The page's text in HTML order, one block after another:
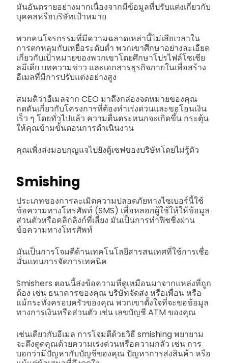
มันอันตรายอย่างมากเนื่องจากมีข้อมูลที่ปรับแต่งเกี่ยวกับ
บุคคลหรือบริษัทเป้าหมาย
พวกคนโจรกรรมที่มีความฉลาดเหล่านี้ไม่เสียเวลาใน
การตกหลุมกับเหยื่อระดับต่ำ พวกเขาศึกษาอย่างละเอียด
เกี่ยวกับเป้าหมายของพวกเขาโดยศึกษาโปรไฟล์โซเชีย
ลมีเดีย บทความข่าว และเอกสารธุรกิจภายในเพื่อสร้าง
อีเมลที่มีการปรับแต่งอย่างสูง
สมมติว่าอีเมลจาก CEO มาถึงกล่องจดหมายของคุณ
กดดันเกี่ยวกับโครงการที่ต้องทำเร่งด่วนและขอโอนเงิน
เร็ว ๆ โดยทั่วไปแล้ว ความตื่นตระหนกจะเกิดขึ้น กระตุ้น
ให้คุณข้ามขั้นตอนการดำเนินงาน
คุณเพิ่งส่งมอบกุญแจไปยังตู้เซฟของบริษัทโดยไม่รู้ตัว
Smishing
ประเภทของการละเมิดความปลอดภัยทางไซเบอร์นี้ใช้
ข้อความทางโทรศัพท์ (SMS) เพื่อหลอกผู้ใช้ให้ให้ข้อมูล
ส่วนตัวหรือคลิกลิงก์ที่เสี่ยง มันเป็นการทำฟิชชิ่งผ่าน
ข้อความทางโทรศัพท์
มันเป็นการโจมตีด้านเทคโนโลยีสารสนเทศที่ใช้การเชื่อ
มั่นแทนการจัดการเทคนิค
Smishers ตอนนี้ส่งข้อความที่ดูเหมือนมาจากแหล่งที่ถูก
ต้อง เช่น ธนาคารของคุณ บริษัทจัดส่ง หรือเพื่อน หรือ
แม้กระทั่งครอบครัวของคุณ พวกเขาตั้งใจที่จะขอข้อมูล
ทางการเงินหรือส่วนตัว เช่น เลขบัญชี ATM ของคุณ
เช่นเดียวกับอีเมล การโจมตีด้วยวิธี smishing พยายาม
จะดึงดูดคุณด้วยความเร่งด่วนหรือความกลัว เช่น การ
บอกว่ามีปัญหากับบัญชีของคุณ ปัญหาการส่งสินค้า หรือ